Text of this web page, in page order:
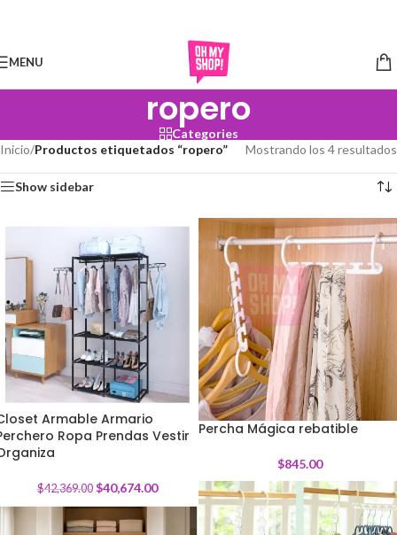
MENU
ropero
Categories
Inicio/Productos etiquetados “ropero” Mostrando los 4 resultados
Show sidebar
-4%
Armable Armario
Ropa Prendas Vestir
$42,369.00 $40,674.00
Percha Mágica rebatible
$845.00